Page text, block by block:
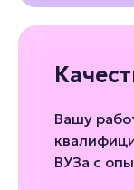
Вашу
ВУЗа с